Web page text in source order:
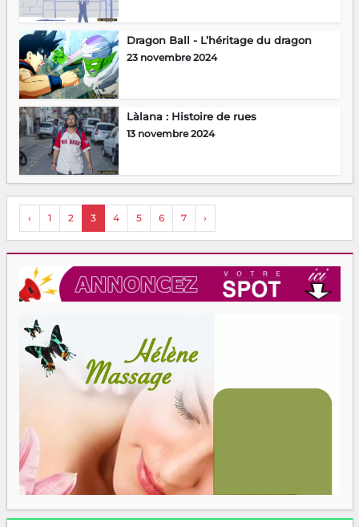
Dragon Ball - L’héritage du dragon
23 novembre 2024
Làlana : Histoire de rues
13 novembre 2024
‹ 1 2 3 4 5 6 7 ›